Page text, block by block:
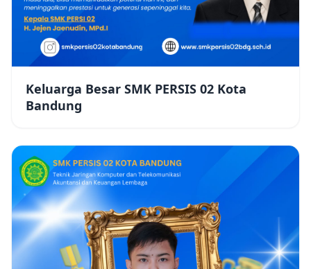
Keluarga Besar SMK PERSIS 02 Kota
Bandung